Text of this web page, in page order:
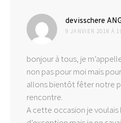
devisschere
9 JANVIER 2018 À
bonjour à tous, je
non pas pour moi mais
allons bientôt fêter notre
rencontre.
A cette occasion je voulais